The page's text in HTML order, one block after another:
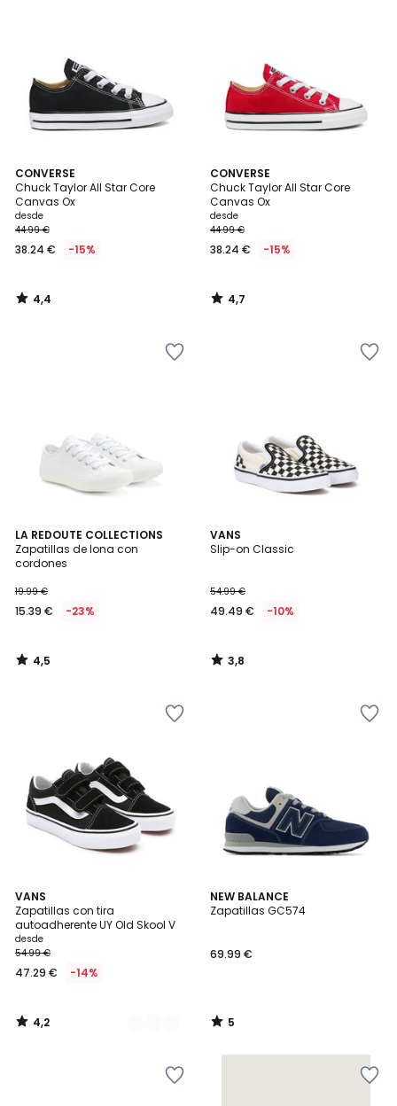
CONVERSE
Chuck Taylor All Star Core
Canvas Ox
desde
44.99 €
38.24 € -15%
4,4
/ 5
4,4
/
CONVERSE
Chuck Taylor All Star Core
Canvas Ox
desde
44.99 €
38.24 € -15%
4,7
/ 5
4,7
/
LA REDOUTE COLLECTIONS
Zapatillas de lona con
cordones
19.99 €
15.39 € -23%
4,5
/ 5
4,5
/
VANS
Slip-on Classic
54.99 €
49.49 € -10%
3,8
/ 5
3,8
/
VANS
Zapatillas con tira
autoadherente UY Old Skool V
desde
54.99 €
47.29 € -14%
4,2
/ 5
2
Colores
4,2
/
NEW BALANCE
Zapatillas GC574
69.99 €
5
/
5
/